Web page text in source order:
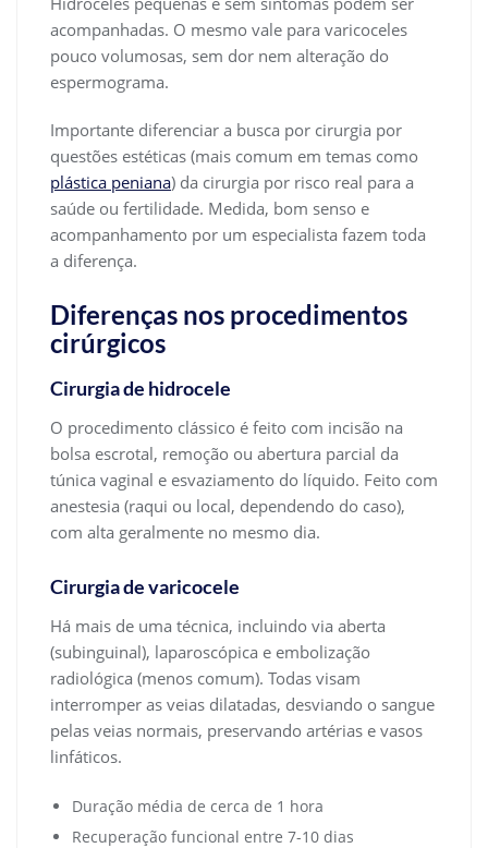
acompanhadas. O mesmo vale para varicoceles
pouco volumosas, sem dor nem alteração do
espermograma.
Importante diferenciar a busca por cirurgia por
questões estéticas (mais comum em temas como
plástica peniana) da cirurgia por risco real para a
saúde ou fertilidade. Medida, bom senso e
acompanhamento por um especialista fazem toda
a diferença.
Diferenças nos procedimentos
cirúrgicos
Cirurgia de hidrocele
O procedimento clássico é feito com incisão na
bolsa escrotal, remoção ou abertura parcial da
túnica vaginal e esvaziamento do líquido. Feito com
anestesia (raqui ou local, dependendo do caso),
com alta geralmente no mesmo dia.
Cirurgia de varicocele
Há mais de uma técnica, incluindo via aberta
(subinguinal), laparoscópica e embolização
radiológica (menos comum). Todas visam
interromper as veias dilatadas, desviando o sangue
pelas veias normais, preservando artérias e vasos
linfáticos.
Duração média de cerca de 1 hora
Recuperação funcional entre 7-10 dias